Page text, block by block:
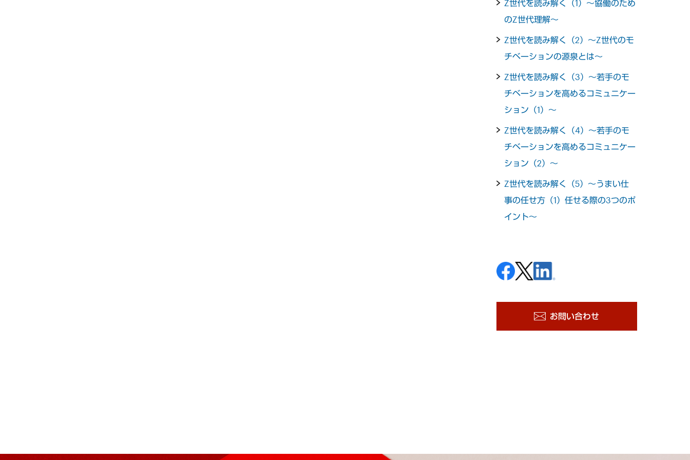
Z世代を読み解く（1）～協働のため
のZ世代理解～
Z世代を読み解く（2）～Z世代のモ
チベーションの源泉とは～
Z世代を読み解く（3）～若手のモ
チベーションを高めるコミュニケー
ション（1）～
Z世代を読み解く（4）～若手のモ
チベーションを高めるコミュニケー
ション（2）～
Z世代を読み解く（5）～うまい仕
事の任せ方（1）任せる際の3つのポ
イント～
お問い合わせ